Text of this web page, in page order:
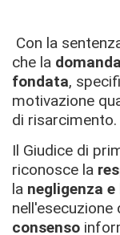
Con la
che la
fondata,
motivazione
di risarcimento.
Il Giudice di
riconosce la
la negligenza
nell'esecuzione
consenso